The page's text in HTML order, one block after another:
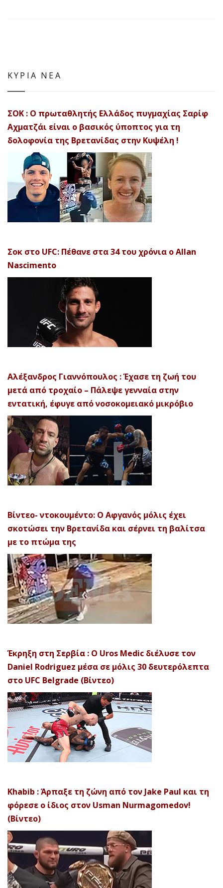
ΚΥΡΙΑ ΝΕΑ
ΣΟΚ : Ο πρωταθλητής Ελλάδος πυγμαχίας Σαρίφ
Αχματζάι είναι ο βασικός ύποπτος για τη
δολοφονία της Βρετανίδας στην Κυψέλη !
Σοκ στο UFC: Πέθανε στα 34 του χρόνια ο Allan
Nascimento
Αλέξανδρος Γιαννόπουλος : Έχασε τη ζωή του
μετά από τροχαίο – Πάλεψε γενναία στην
εντατική, έφυγε από νοσοκομειακό μικρόβιο
Βίντεο- ντοκουμέντο: Ο Αφγανός μόλις έχει
σκοτώσει την Βρετανίδα και σέρνει τη βαλίτσα
με το πτώμα της
Έκρηξη στη Σερβία : Ο Uros Medic διέλυσε τον
Daniel Rodriguez μέσα σε μόλις 30 δευτερόλεπτα
στο UFC Belgrade (Βίντεο)
Khabib : Άρπαξε τη ζώνη από τον Jake Paul και τη
φόρεσε ο ίδιος στον Usman Nurmagomedov!
(Βίντεο)